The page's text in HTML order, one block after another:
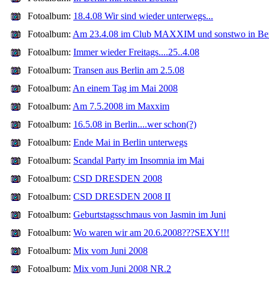
Fotoalbum: 18.4.08 Wir sind wieder unterwegs...
Fotoalbum: Am 23.4.08 im Club MAXXIM und sonstwo in
Fotoalbum: Immer wieder Freitags....25..4.08
Fotoalbum: Transen aus Berlin am 2.5.08
Fotoalbum: An einem Tag im Mai 2008
Fotoalbum: Am 7.5.2008 im Maxxim
Fotoalbum: 16.5.08 in Berlin....wer schon(?)
Fotoalbum: Ende Mai in Berlin unterwegs
Fotoalbum: Scandal Party im Insomnia im Mai
Fotoalbum: CSD DRESDEN 2008
Fotoalbum: CSD DRESDEN 2008 II
Fotoalbum: Geburtstagsschmaus von Jasmin im Juni
Fotoalbum: Wo waren wir am 20.6.2008???SEXY!!!
Fotoalbum: Mix vom Juni 2008
Fotoalbum: Mix vom Juni 2008 NR.2